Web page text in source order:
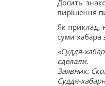
Досить
вирішення
Як приклад,
суми хабара
«Суддя-
сделали.
Заявник:
Суддя-